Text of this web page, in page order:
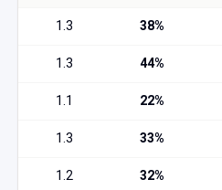
38%
1.3
44%
1.3
22%
1.1
33%
1.3
32%
1.2